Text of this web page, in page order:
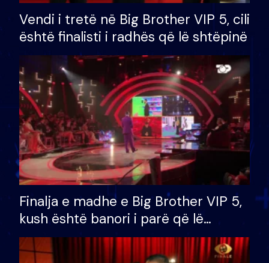
Vendi i tretë në Big Brother VIP 5, cili
është finalisti i radhës që lë shtëpinë
Finalja e madhe e Big Brother VIP 5,
kush është banori i parë që lë
shtëpinë dhe humb mundësinë për
të fituar çmimin e madh